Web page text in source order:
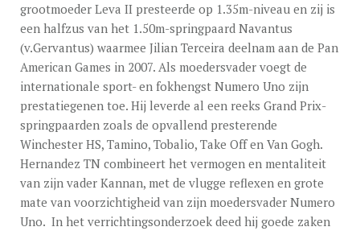
grootmoeder Leva II presteerde op 1.35m-niveau en zij is
een halfzus van het 1.50m-springpaard Navantus
(v.Gervantus) waarmee Jilian Terceira deelnam aan de Pan
American Games in 2007. Als moedersvader voegt de
internationale sport- en fokhengst Numero Uno zijn
prestatiegenen toe. Hij leverde al een reeks Grand Prix-
springpaarden zoals de opvallend presterende
Winchester HS, Tamino, Tobalio, Take Off en Van Gogh.
Hernandez TN combineert het vermogen en mentaliteit
van zijn vader Kannan, met de vlugge reflexen en grote
mate van voorzichtigheid van zijn moedersvader Numero
Uno. In het verrichtingsonderzoek deed hij goede zaken